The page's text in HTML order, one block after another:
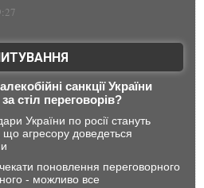
санкції України
стіл переговорів?
України по росії стануть
агресору доведеться
поновлення переговорного
- можливо все